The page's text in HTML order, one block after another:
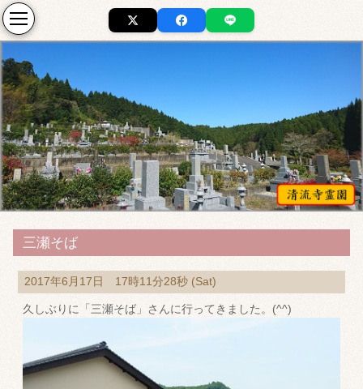
三瀬そば
2017年6月17日 17時11分28秒 (Sat)
久しぶりに「三瀬そば」さんに行ってきました。(^^)